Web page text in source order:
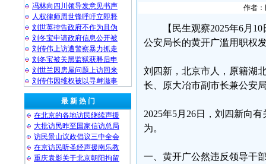
冯林向四川领导发意见书声
人权律师周世锋呼吁立即释
刘世英控告政府不作为且伪
刘冬宝申请政府信息公开被
刘传伟上访遭警察暴力抓走
刘冬宝被关黑监狱获释后申
刘世兰因房屋问题上访回来
刘传伟因维权被以寻衅滋事
最 新 热 门
在北京的各地访民继续声援
大批访民昨至国家信访总局
访民景山议政倡议三中全会
在京访民听圣经声援南乐教
重庆袁影关于北京朝阳拘留
作者：
【民生观察2025年6月
公安局长的黄开广滥用职权
刘四新，北京市人，原籍湖
长、原大冶市副市长兼公安
2025年5月26日，刘四新向
为。
一、黄开广公然违反领导干